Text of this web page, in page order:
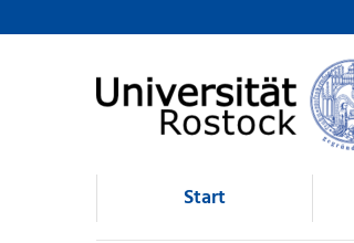
Browsen
direkt zum Inhalt
Start